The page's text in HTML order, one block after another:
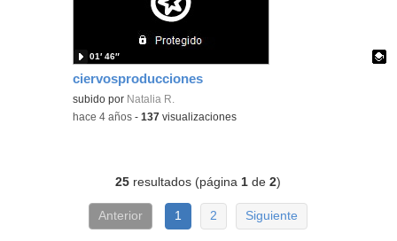
ciervosproducciones
Contenido educativo.
subido por Natalia R.
01′ 46″
-hace 4 años -137 visualizaciones
25 resultados (página 1 de2)
Anterior 1 2 Siguiente